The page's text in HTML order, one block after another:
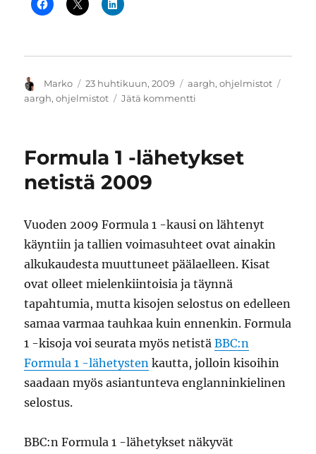
Kirjoittaja
Marko Julkaistu
23 huhtikuun, 2009 Kategoriat
aargh,ohjelmistot
aargh,ohjelmistot Jätä kommentti
sekä
Formula 1 -lähetykset
netistä 2009
Vuoden 2009 Formula 1 -kausi on lähtenyt
käyntiin ja tallien voimasuhteet ovat ainakin
alkukaudesta muuttuneet päälaelleen. Kisat
ovat olleet mielenkiintoisia ja täynnä
tapahtumia, mutta kisojen selostus on edelleen
samaa varmaa tauhkaa kuin ennenkin. Formula
1 -kisoja voi seurata myös netistäBBC:n
Formula 1 -lähetysten kautta, jolloin kisoihin
saadaan myös asiantunteva englanninkielinen
selostus.
BBC:n Formula 1 -lähetykset näkyvät